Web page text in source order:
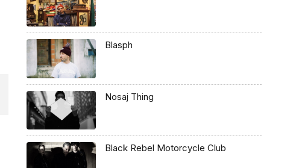
Blasph
Nosaj Thing
Black Rebel Motorcycle Club